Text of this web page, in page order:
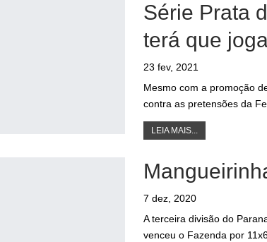
Série Prata
terá que
23 fev, 2021
Mesmo com a promoção
contra as pretensões da
LEIA MAIS...
7 dez, 2020
A terceira divisão do
venceu o Fazenda por